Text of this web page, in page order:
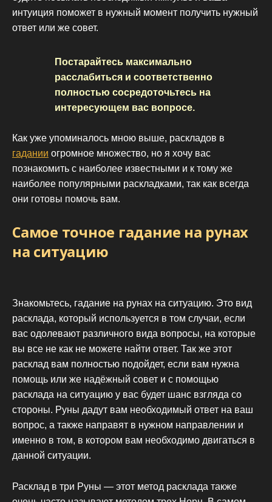
интуиция поможет в нужный момент получить нужный
ответ или же совет.
Постарайтесь максимально
расслабиться и соответственно
полностью сосредоточьтесь на
интересующем вас вопросе.
Как уже упоминалось мною выше, раскладов в
гадании огромное множество, но я хочу вас
познакомить с наиболее известными и к тому же
наиболее популярными раскладками, так как всегда
они готовы помочь вам.
Самое точное гадание на рунах
на ситуацию
Знакомьтесь, гадание на рунах на ситуацию. Это вид
расклада, который используется в том случаи, если
вас одолевают различного вида вопросы, на которые
вы все не как не можете найти ответ. Так же этот
расклад вам полностью подойдет, если вам нужна
помощь или же надёжный совет и с помощью
расклада на ситуацию у вас будет шанс взгляда со
стороны. Руны дадут вам необходимый ответ на ваш
вопрос, а также направят в нужном направлении и
именно в том, в котором вам необходимо двигаться в
данной ситуации.
Расклад в три Руны — этот метод расклада также